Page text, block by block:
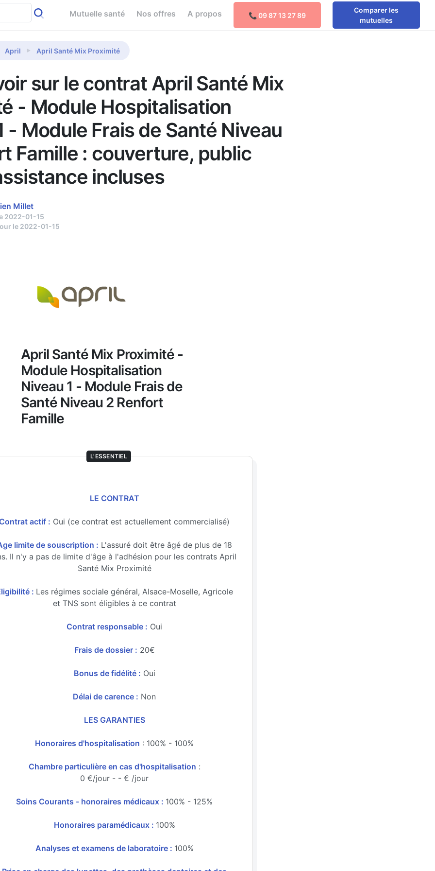
Mutuelle santé Nos offres A propos 📞 09 87 13 27 89
Comparer les
mutuelles
Comparer les mutuelles
April April Santé Mix Proximité
sur le contrat April Santé Mix
- Module Hospitalisation
- Module Frais de Santé Niveau
Famille : couverture, public
incluses
Millet
2022-01-15
le 2022-01-15
April Santé Mix Proximité -
Module Hospitalisation
Niveau 1 - Module Frais de
Santé Niveau 2 Renfort
Famille
L'ESSENTIEL
LE CONTRAT
actif : Oui (ce contrat est actuellement commercialisé)
limite de souscription : L'assuré doit être âgé de plus de 18
Il n'y a pas de limite d'âge à l'adhésion pour les contrats April
Santé Mix Proximité
: Les régimes sociale général, Alsace-Moselle, Agricole
et TNS sont éligibles à ce contrat
Contrat responsable : Oui
Frais de dossier : 20€
Bonus de fidélité : Oui
Délai de carence : Non
LES GARANTIES
Honoraires d'hospitalisation : 100% - 100%
Chambre particulière en cas d'hospitalisation :
0 €/jour - - € /jour
Soins Courants - honoraires médicaux : 100% - 125%
Honoraires paramédicaux : 100%
Analyses et examens de laboratoire : 100%